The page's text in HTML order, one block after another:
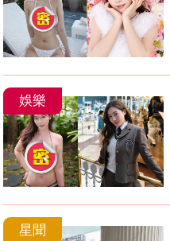
娛樂
星聞